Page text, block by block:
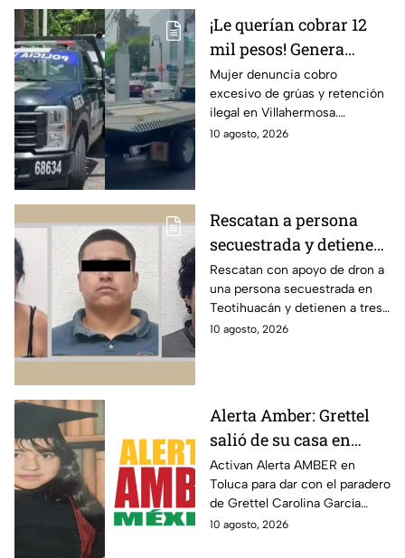
¡Le querían cobrar 12
mil pesos! Genera
indignación servicio de
grúas en Tabasco
Mujer denuncia cobro
excesivo de grúas y retención
ilegal en Villahermosa.
Secretaría de Movilidad de
10 agosto, 2026
Rescatan a persona
secuestrada y detienen
a tres personas en
Teotihuacán, Edomex;
pidieron rescate a
familiares
Rescatan con apoyo de dron a
una persona secuestrada en
Teotihuacán y detienen a tres
implicados; así fue cómo
10 agosto, 2026
Alerta Amber: Grettel
salió de su casa en
Edomex y desapareció
Activan Alerta AMBER en
Toluca para dar con el paradero
de Grettel Carolina García
Ballesteros, de 13 años; la
10 agosto, 2026